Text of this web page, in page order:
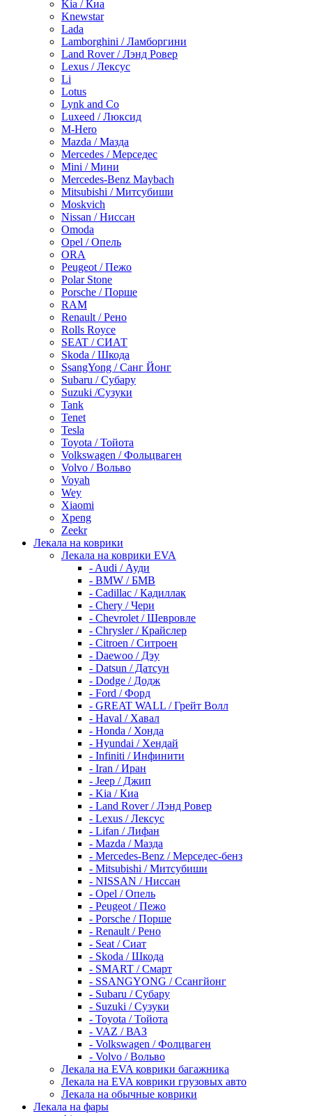
Kia / Киа
Knewstar
Lada
Lamborghini / Ламборгини
Land Rover / Лэнд Ровер
Lexus / Лексус
Li
Lotus
Lynk and Co
Luxeed / Люксид
M-Hero
Mazda / Мазда
Mercedes / Мерседес
Mini / Мини
Mercedes-Benz Maybach
Mitsubishi / Митсубиши
Moskvich
Nissan / Ниссан
Omoda
Opel / Опель
ORA
Peugeot / Пежо
Polar Stone
Porsche / Порше
RAM
Renault / Рено
Rolls Royce
SEAT / СИАТ
Skoda / Шкода
SsangYong / Санг Йонг
Subaru / Субару
Suzuki /Сузуки
Tank
Tenet
Tesla
Toyota / Тойота
Volkswagen / Фольцваген
Volvo / Вольво
Voyah
Wey
Xiaomi
Xpeng
Zeekr
Лекала на коврики
Лекала на коврики EVA
- Audi / Ауди
- BMW / БМВ
- Cadillac / Кадиллак
- Chery / Чери
- Chevrolet / Шевровле
- Chrysler / Крайслер
- Citroen / Ситроен
- Daewoo / Дэу
- Datsun / Датсун
- Dodge / Додж
- Ford / Форд
- GREAT WALL / Грейт Волл
- Haval / Хавал
- Honda / Хонда
- Hyundai / Хендай
- Infiniti / Инфинити
- Iran / Иран
- Jeep / Джип
- Kia / Киа
- Land Rover / Лэнд Ровер
- Lexus / Лексус
- Lifan / Лифан
- Mazda / Мазда
- Mercedes-Benz / Мерседес-бенз
- Mitsubishi / Митсубиши
- NISSAN / Ниссан
- Opel / Опель
- Peugeot / Пежо
- Porsche / Порше
- Renault / Рено
- Seat / Сиат
- Skoda / Шкода
- SMART / Смарт
- SSANGYONG / Ссангйонг
- Subaru / Субару
- Suzuki / Сузуки
- Toyota / Тойота
- VAZ / ВАЗ
- Volkswagen / Фолцваген
- Volvo / Вольво
Лекала на EVA коврики багажника
Лекала на EVA коврики грузовых авто
Лекала на обычные коврики
Лекала на фары